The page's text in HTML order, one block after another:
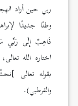
ربي حين أراد
وطنًا جديدًا
ذَاهِبٌ إِلَى رَبِّي
اختاره الله
بقوله تعالى
والقرطبي).